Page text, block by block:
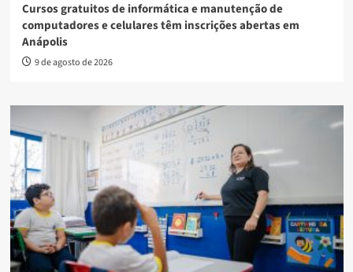
Cursos gratuitos de informática e manutenção de
computadores e celulares têm inscrições abertas em
Anápolis
9 de agosto de 2026